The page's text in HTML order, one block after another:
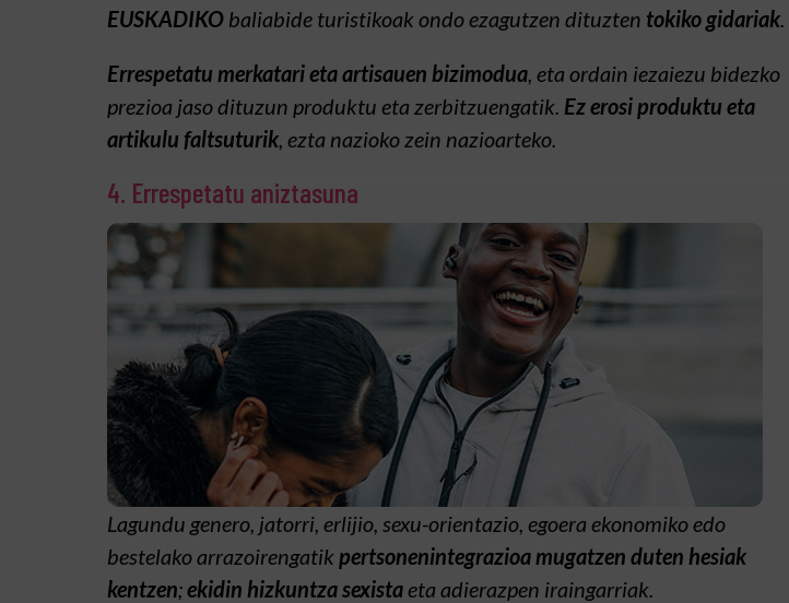
EUSKADIKO baliabide turistikoak ondo ezagutzen dituzten tokiko gidariak.
Errespetatu merkatari eta artisauen bizimodua, eta ordain iezaiezu bidezko
prezioa jaso dituzun produktu eta zerbitzuengatik. Ez erosi produktu eta
artikulu faltsuturik, ezta nazioko zein nazioarteko.
4. Errespetatu aniztasuna
Lagundu genero, jatorri, erlijio, sexu-orientazio, egoera ekonomiko edo
bestelako arrazoirengatik pertsonenintegrazioa mugatzen duten hesiak
kentzen;ekidin hizkuntza sexistaeta adierazpen iraingarriak.